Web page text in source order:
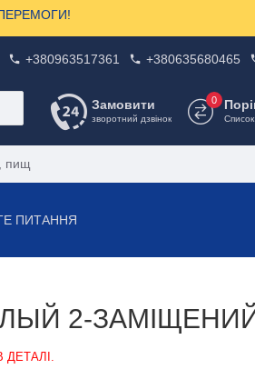
ПЕРЕМОГИ!
+380963517361 +380635680465
Замовити
зворотний дзвінок Список
0
пищ
ПИТАННЯ
2-
ДЕТАЛІ.